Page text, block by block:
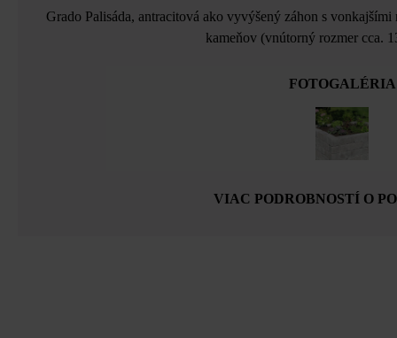
Grado Palisáda, antracitová ako vyvýšený záhon s
kameňov (vnútorný rozmer cca.
FOTOGALÉRIA
VIAC PODROBNOSTÍ O